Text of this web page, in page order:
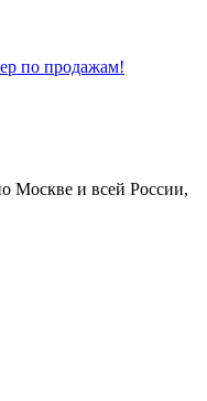
по продажам!
Москве и всей России,